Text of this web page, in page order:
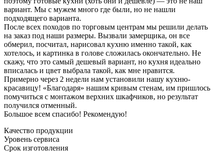
вариант. Мы с мужем много где были, но не нашли
подходящего варианта.
После всех походов по торговым центрам мы решили делать
на заказ под наши размеры. Вызвали замерщика, он все
обмерил, посчитал, нарисовал кухню именно такой, как
хотелось, и картинка в голове сложилась окончательно. Не
скажу, что это самый дешевый вариант, но кухня идеально
вписалась и цвет выбрала такой, как мне нравится.
Примерно через 2 недели нам установили нашу кухню-
красавицу! «Благодаря» нашим кривым стенам, им пришлось
помучиться с монтажом верхних шкафчиков, но результат
получился отменный.
Большое всем спасибо! Рекомендую!
Качество продукции
Уровень сервиса
Срок изготовления